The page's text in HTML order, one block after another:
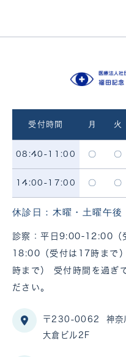
受付時間 月 火
08:40-11:00 〇 〇
14:00-17:00 〇 〇
休診日：木曜・土曜午後
診察：平日9:00-12:00（
18:00（受付は17時まで
時まで） 受付時間を過ぎ
ださい。
〒230-0062
神
大倉ビル2F